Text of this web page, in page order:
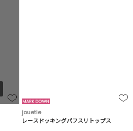
jouetie
レースドッキングパフスリトップス